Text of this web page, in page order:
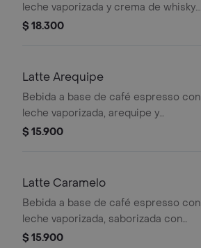
leche vaporizada y crema de whisky
(Baileys). Este producto contiene
$ 18.300
Latte Arequipe
Bebida a base de café espresso con
leche vaporizada, arequipe y
saborizada con caramelo. La
minutos de haber sido preparado y/o
domicilio.
$ 15.900
Latte Caramelo
Bebida a base de café espresso con
leche vaporizada, saborizada con
caramelo.
$ 15.900